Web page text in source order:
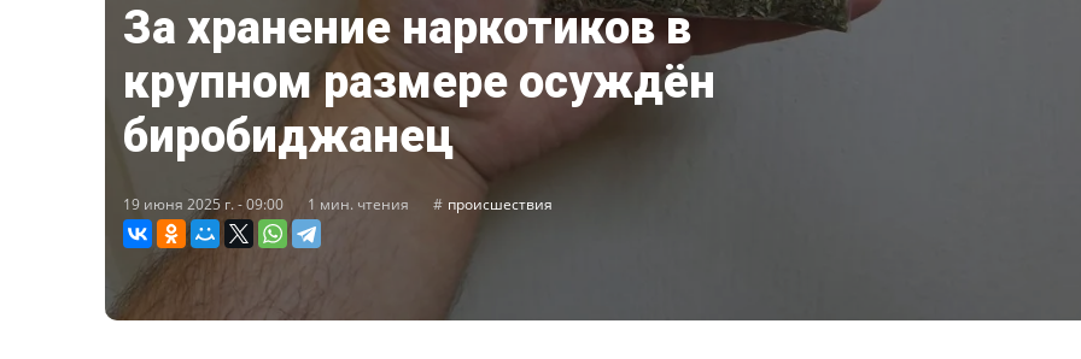
За хранение наркотиков в
крупном размере осуждён
биробиджанец
19 июня 2025 г. - 09:00 1 мин. чтения происшествия